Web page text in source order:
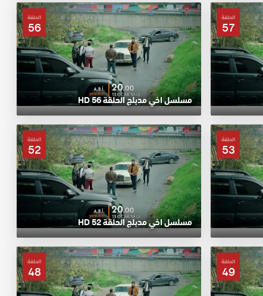
الحلقة
57
الحلقة
56
مسلسل اخي مدبلج الحلقة 56 HD
الحلقة
53
الحلقة
52
مسلسل اخي مدبلج الحلقة 52 HD
الحلقة
49
الحلقة
48